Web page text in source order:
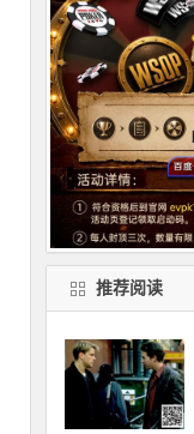
推荐阅读